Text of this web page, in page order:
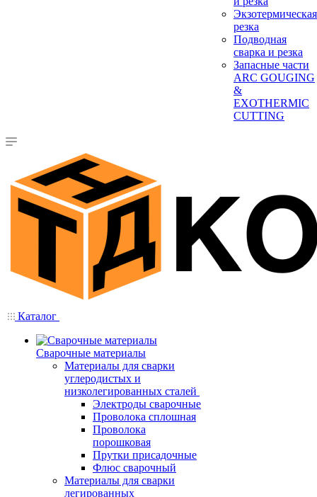
Экзотермическая
резка
Подводная
сварка и резка
Запасные части
ARC GOUGING
&
EXOTHERMIC
CUTTING
Каталог
Сварочные материалы
Материалы для сварки
углеродистых и
низколегированных сталей
Электроды сварочные
Проволока сплошная
Проволока
порошковая
Прутки присадочные
Флюс сварочный
Материалы для сварки
легированных